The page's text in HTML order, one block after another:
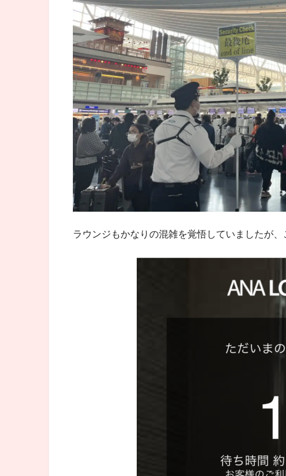
ラウンジもかなりの混雑を覚悟していましたが